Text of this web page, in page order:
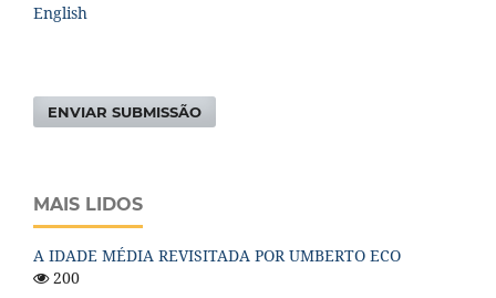
English
ENVIAR SUBMISSÃO
MAIS LIDOS
A IDADE MÉDIA REVISITADA POR UMBERTO ECO
200